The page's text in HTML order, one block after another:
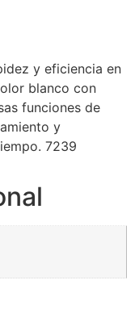
y eficiencia en
blanco con
funciones de
y
7239